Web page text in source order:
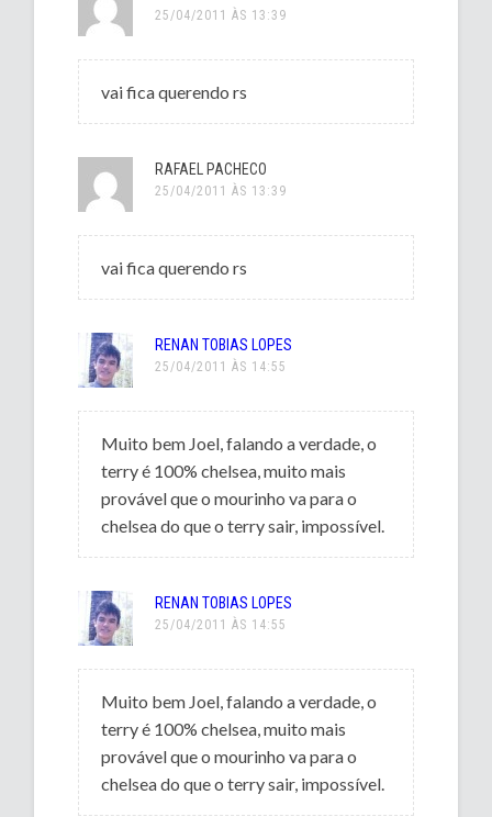
25/04/2011 ÀS 13:39
vai fica querendo rs
RAFAEL PACHECO
25/04/2011 ÀS 13:39
vai fica querendo rs
RENAN TOBIAS LOPES
25/04/2011 ÀS 14:55
Muito bem Joel, falando a verdade, o
terry é 100% chelsea, muito mais
provável que o mourinho va para o
chelsea do que o terry sair, impossível.
RENAN TOBIAS LOPES
25/04/2011 ÀS 14:55
Muito bem Joel, falando a verdade, o
terry é 100% chelsea, muito mais
provável que o mourinho va para o
chelsea do que o terry sair, impossível.